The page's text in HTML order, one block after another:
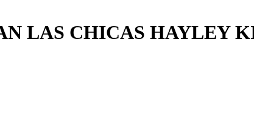
LAS CHICAS HAYLEY